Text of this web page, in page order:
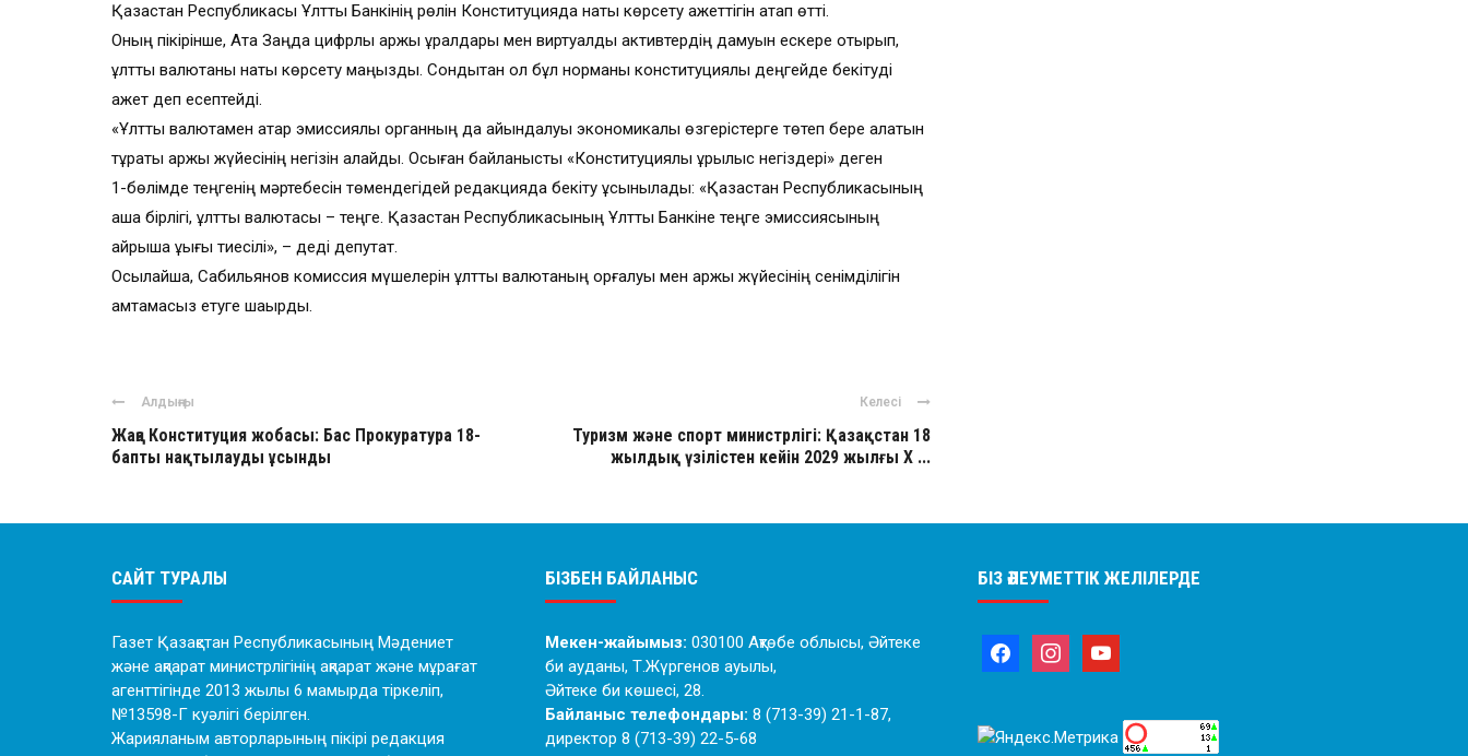
Қазақстан Республикасы Ұлттық Банкінің рөлін Конституцияда нақты көрсету қажеттігін атап өтті.
Оның пікірінше, Ата Заңда цифрлық қаржы құралдары мен виртуалды активтердің дамуын ескере отырып,
ұлттық валютаны нақты көрсету маңызды. Сондықтан ол бұл норманы конституциялық деңгейде бекітуді
қажет деп есептейді.
«Ұлттық валютамен қатар эмиссиялық органның да айқындалуы экономикалық өзгерістерге төтеп бере алатын
тұрақты қаржы жүйесінің негізін қалайды. Осыған байланысты «Конституциялық құрылыс негіздері» деген
1-бөлімде теңгенің мәртебесін төмендегідей редакцияда бекіту ұсынылады: «Қазақстан Республикасының
ақша бірлігі, ұлттық валютасы – теңге. Қазақстан Республикасының Ұлттық Банкіне теңге эмиссиясының
айрықша құқығы тиесілі», – деді депутат.
Осылайша, Сабильянов комиссия мүшелерін ұлттық валютаның қорғалуы мен қаржы жүйесінің сенімділігін
қамтамасыз етуге шақырды.
Алдыңғы
Жаңа Конституция жобасы: Бас Прокуратура 18-
бапты нақтылауды ұсынды
Келесі
Туризм және спорт министрлігі: Қазақстан 18
жылдық үзілістен кейін 2029 жылғы X ...
САЙТ ТУРАЛЫ
Газет Қазақстан Республикасының Мәдениет
және ақпарат министрлігінің ақпарат және мұрағат
агенттігінде 2013 жылы 6 мамырда тіркеліп,
№13598-Г куәлігі берілген.
Жарияланым авторларының пікірі редакция
БІЗБЕН БАЙЛАНЫС
Мекен-жайымыз: 030100 Ақтөбе облысы, Әйтеке
би ауданы, Т.Жүргенов ауылы,
Әйтеке би көшесі, 28.
Байланыс телефондары: 8 (713-39) 21-1-87,
директор 8 (713-39) 22-5-68
БІЗ ӘЛЕУМЕТТІК ЖЕЛІЛЕРДЕ